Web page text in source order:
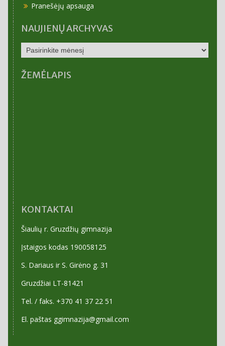
Pranešėjų apsauga
NAUJIENŲ ARCHYVAS
NAUJIENŲ
ARCHYVAS
ŽEMĖLAPIS
KONTAKTAI
Šiaulių r. Gruzdžių gimnazija
Įstaigos kodas 190058125
S. Dariaus ir S. Girėno g. 31
Gruzdžiai LT-81421
Tel. / faks. +370 41 37 22 51
El. paštas ggimnazija@gmail.com